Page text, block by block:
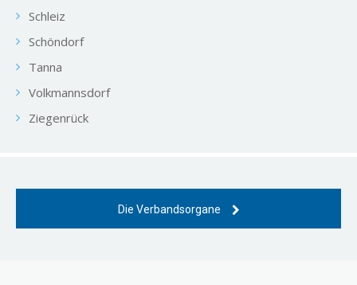
Schleiz
Schöndorf
Tanna
Volkmannsdorf
Ziegenrück
Die Verbandsorgane